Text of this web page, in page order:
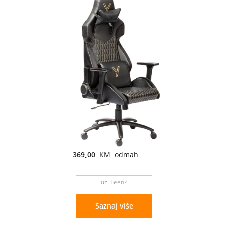
369,00 KM odmah
uz TeenZ
Saznaj više